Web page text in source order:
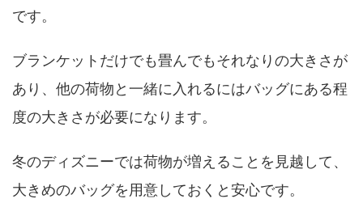
です。
ブランケットだけでも畳んでもそれなりの大きさが
あり、他の荷物と一緒に入れるにはバッグにある程
度の大きさが必要になります。
冬のディズニーでは荷物が増えることを見越して、
大きめのバッグを用意しておくと安心です。